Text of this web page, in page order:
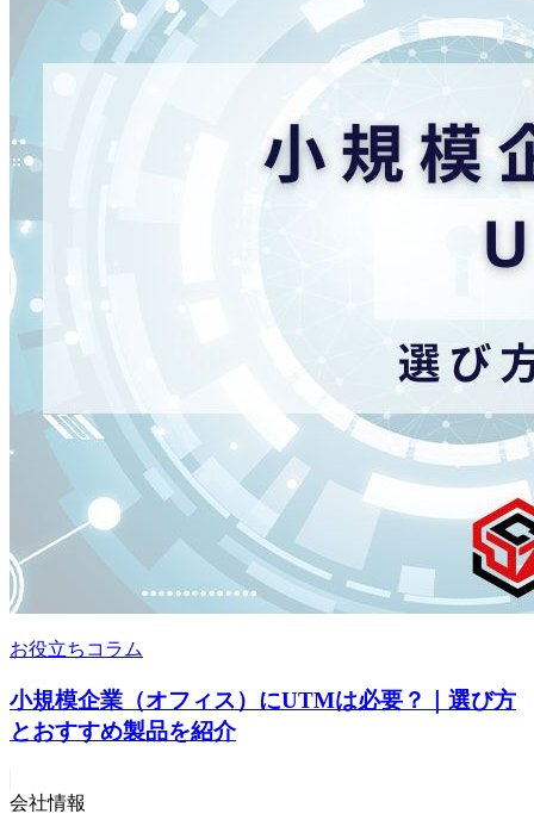
お役立ちコラム
小規模企業（オフィス）にUTMは必要？｜選び方
とおすすめ製品を紹介
会社情報